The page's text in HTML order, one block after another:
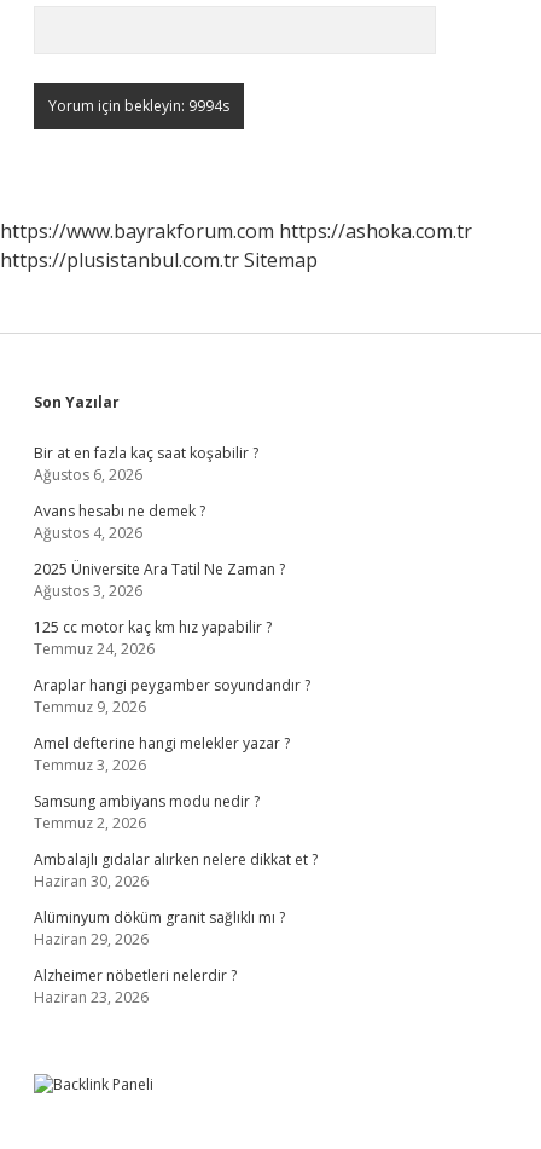
https://www.bayrakforum.com https://ashoka.com.tr
https://plusistanbul.com.trSitemap
Sidebar
Son Yazılar
Bir at en fazla kaç saat koşabilir ?
Ağustos 6, 2026
Avans hesabı ne demek ?
Ağustos 4, 2026
2025 Üniversite Ara Tatil Ne Zaman ?
Ağustos 3, 2026
125 cc motor kaç km hız yapabilir ?
Temmuz 24, 2026
Araplar hangi peygamber soyundandır ?
Temmuz 9, 2026
Amel defterine hangi melekler yazar ?
Temmuz 3, 2026
Samsung ambiyans modu nedir ?
Temmuz 2, 2026
Ambalajlı gıdalar alırken nelere dikkat et ?
Haziran 30, 2026
Alüminyum döküm granit sağlıklı mı ?
Haziran 29, 2026
Alzheimer nöbetleri nelerdir ?
Haziran 23, 2026